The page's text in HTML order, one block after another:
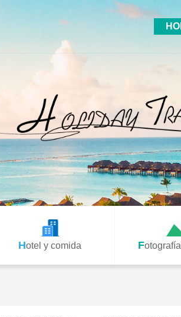
Hotel y comida